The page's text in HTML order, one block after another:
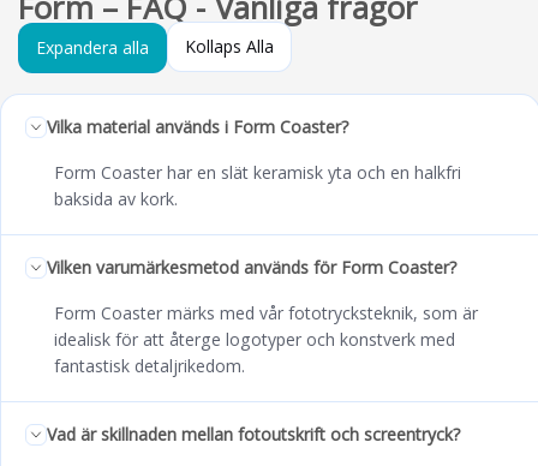
Expandera alla Kollaps Alla
Vilka material används i Form Coaster?
Form Coaster har en slät keramisk yta och en halkfri
baksida av kork.
Vilken varumärkesmetod används för Form Coaster?
Form Coaster märks med vår fototrycksteknik, som är
idealisk för att återge logotyper och konstverk med
fantastisk detaljrikedom.
Vad är skillnaden mellan fotoutskrift och screentryck?